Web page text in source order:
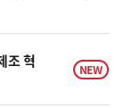
일
조 혁
NEW